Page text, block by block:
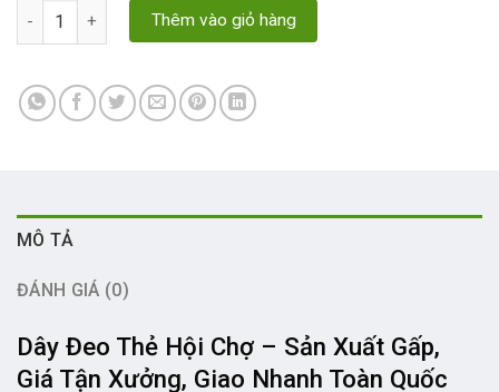
Dây đeo thẻ hội chợ - sản xuất gấp số lượng
Thêm vào giỏ hàng
MÔ TẢ
ĐÁNH GIÁ (0)
Dây Đeo Thẻ Hội Chợ – Sản Xuất Gấp,
Giá Tận Xưởng, Giao Nhanh Toàn Quốc